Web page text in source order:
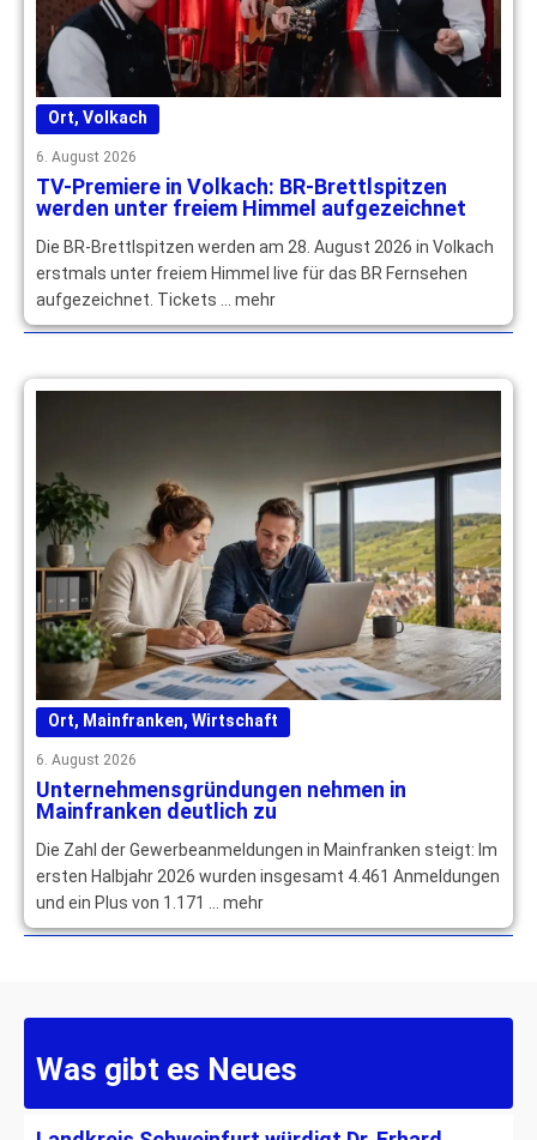
Ort, Volkach
6. August 2026
TV-Premiere in Volkach: BR-Brettlspitzen
werden unter freiem Himmel aufgezeichnet
Die BR-Brettlspitzen werden am 28. August 2026 in Volkach
erstmals unter freiem Himmel live für das BR Fernsehen
aufgezeichnet. Tickets … mehr
Ort, Mainfranken, Wirtschaft
6. August 2026
Unternehmensgründungen nehmen in
Mainfranken deutlich zu
Die Zahl der Gewerbeanmeldungen in Mainfranken steigt: Im
ersten Halbjahr 2026 wurden insgesamt 4.461 Anmeldungen
und ein Plus von 1.171 … mehr
Was gibt es Neues